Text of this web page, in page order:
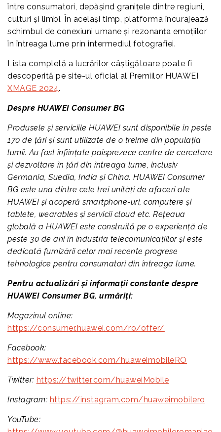
între consumatori, depășind granițele dintre regiuni,
culturi și limbi. În același timp, platforma încurajează
schimbul de conexiuni umane și rezonanța emoțiilor
în întreaga lume prin intermediul fotografiei.
Lista completă a lucrărilor câștigătoare poate fi
descoperită pe site-ul oficial al Premiilor HUAWEI
XMAGE 2024.
Despre HUAWEI Consumer BG
Produsele și serviciile HUAWEI sunt disponibile în peste
170 de țări și sunt utilizate de o treime din populația
lumii. Au fost înființate paisprezece centre de cercetare
și dezvoltare în țări din întreaga lume, inclusiv
Germania, Suedia, India și China. HUAWEI Consumer
BG este una dintre cele trei unități de afaceri ale
HUAWEI și acoperă smartphone-uri, computere și
tablete, wearables și servicii cloud etc. Rețeaua
globală a HUAWEI este construită pe o experiență de
peste 30 de ani în industria telecomunicațiilor și este
dedicată furnizării celor mai recente progrese
tehnologice pentru consumatori din întreaga lume.
Pentru actualizări și informații constante despre
HUAWEI Consumer BG, urmăriți:
Magazinul online:
https://consumer.huawei.com/ro/offer/
Facebook:
https://www.facebook.com/huaweimobileRO
Twitter: https://twitter.com/huaweiMobile
Instagram: https://instagram.com/huaweimobilero
YouTube: